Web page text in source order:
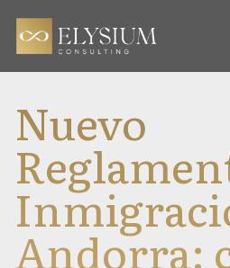
Nuevo
Andorra: